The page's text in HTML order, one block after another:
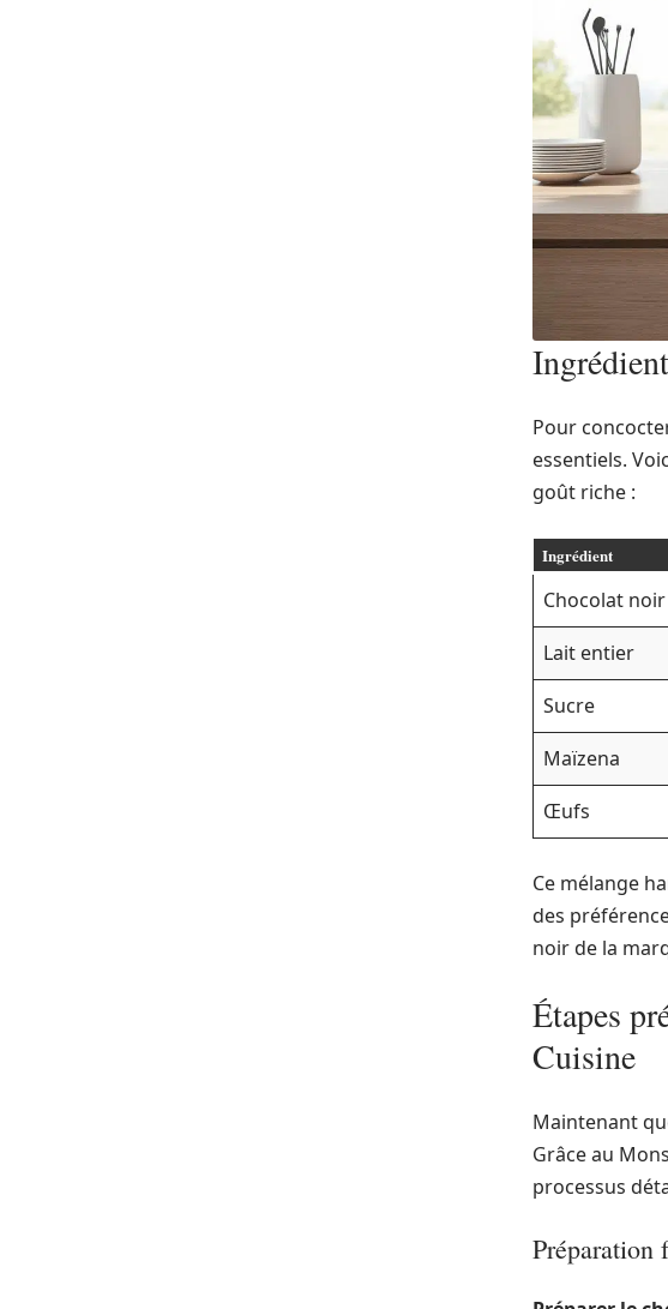
Pour
essentiels.
goût riche :
Ingrédient
Chocolat
Lait entier
Sucre
Maïzena
Œufs
Ce mélange
des
noir de la
Étapes
Cuisine
Maintenant
Grâce au
processus
Préparation